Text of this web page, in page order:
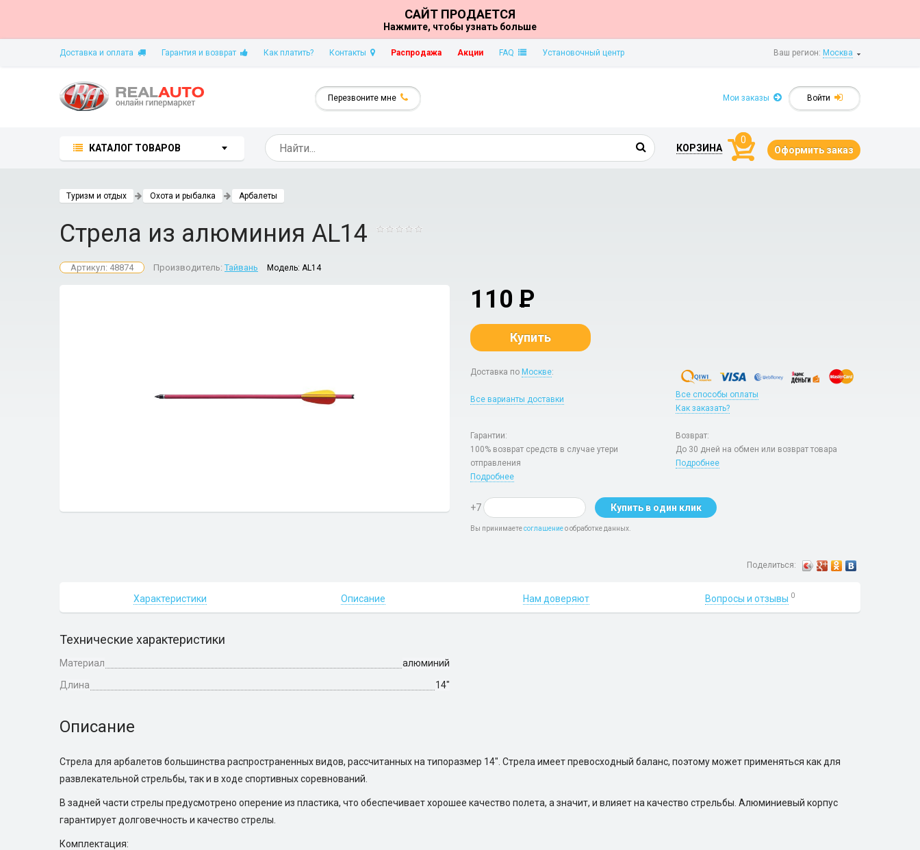
САЙТ ПРОДАЕТСЯ
Нажмите, чтобы узнать больше
Ваш регион: Москва
Доставка и оплата Гарантия и возврат Как платить? Контакты Распродажа Акции FAQ Установочный центр
Перезвоните мне Войти
Мои заказы
КАТАЛОГ ТОВАРОВ КОРЗИНА
0
Оформить заказ
Туризм и отдых Охота и рыбалка Арбалеты
Стрела из алюминия AL14
Артикул: 48874 Производитель:Тайвань Модель: AL14
110 P
Купить
Доставка по Москве:
Все варианты доставки
Все способы оплаты
Как заказать?
Гарантии:
100% возврат средств в случае утери
отправления
Подробнее
Возврат:
До 30 дней на обмен или возврат товара
Подробнее
+7 Купить в один клик
Вы принимаетесоглашениео обработке данных.
Поделиться:
Характеристики Описание Нам доверяют Вопросы и отзывы 0
Технические характеристики
Материал
алюминий
Длина
14"
Описание
Стрела для арбалетов большинства распространенных видов, рассчитанных на типоразмер 14". Стрела имеет превосходный баланс, поэтому может применяться как для
развлекательной стрельбы, так и в ходе спортивных соревнований.
В задней части стрелы предусмотрено оперение из пластика, что обеспечивает хорошее качество полета, а значит, и влияет на качество стрельбы. Алюминиевый корпус
гарантирует долговечность и качество стрелы.
Комплектация: